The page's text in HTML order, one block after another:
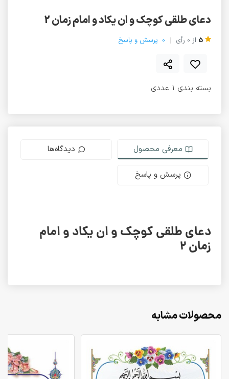
دعای طلقی کوچک و ان یکاد و امام زمان 2
5 از 0 رأی 0 پرسش و پاسخ
بسته بندی 1 عددی
معرفی محصول دیدگاه‌ها
پرسش و پاسخ
دعای طلقی کوچک و ان یکاد و امام
زمان 2
محصولات مشابه